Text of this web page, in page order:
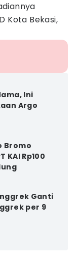
Kota Bekasi,
Ini
Argo
Bromo
KAI Rp100
Ganti
per 9